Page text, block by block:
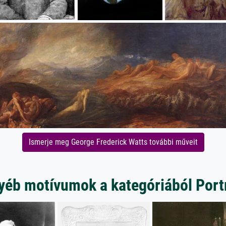
Ismerje meg George Frederick Watts további műveit
motívumok a kategóriából